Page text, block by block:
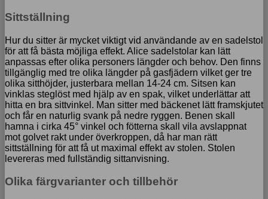
Sittställning
Hur du sitter är mycket viktigt vid användande av en sadelstol
för att få bästa möjliga effekt. Alice sadelstolar kan lätt
anpassas efter olika personers längder och behov. Den finns
tillgänglig med tre olika längder på gasfjädern vilket ger tre
olika sitthöjder, justerbara mellan 14-24 cm. Sitsen kan
vinklas steglöst med hjälp av en spak, vilket underlättar att
hitta en bra sittvinkel. Man sitter med bäckenet lätt framskjutet
och får en naturlig svank på nedre ryggen. Benen skall
hamna i cirka 45° vinkel och fötterna skall vila avslappnat
mot golvet rakt under överkroppen, då har man rätt
sittställning för att få ut maximal effekt av stolen. Stolen
levereras med fullständig sittanvisning.
Olika färgvarianter och tillbehör